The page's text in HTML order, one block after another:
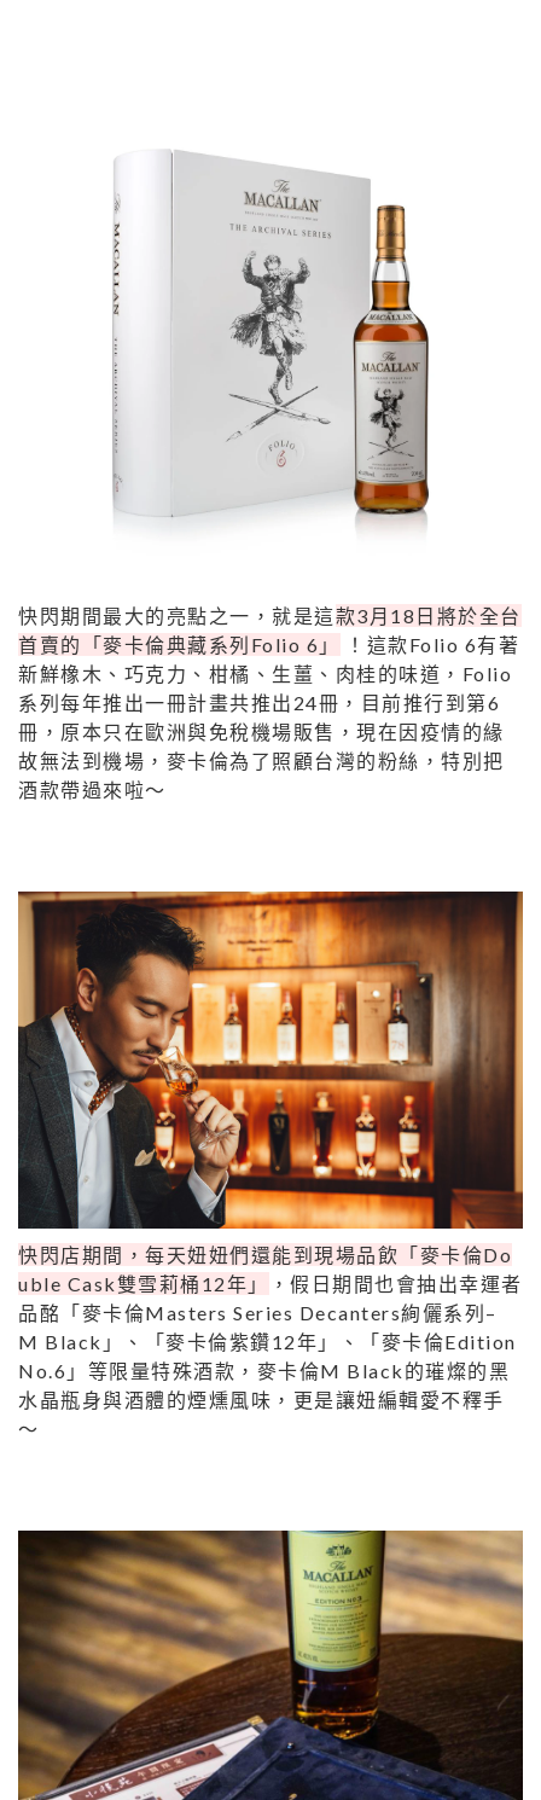
快閃期間最大的亮點之一，就是這款3月18日將於全台
首賣的「麥卡倫典藏系列Folio 6」
！這款Folio 6有著
新鮮橡木、巧克力、柑橘、生薑、肉桂的味道，Folio
系列每年推出一冊計畫共推出24冊，目前推行到第6
冊，原本只在歐洲與免稅機場販售，現在因疫情的緣
故無法到機場，麥卡倫為了照顧台灣的粉絲，特別把
酒款帶過來啦～
快閃店期間，每天妞妞們還能到現場品飲「麥卡倫Do
uble Cask雙雪莉桶12年」
，假日期間也會抽出幸運者
品酩「麥卡倫Masters Series Decanters絢儷系列–
M Black」、「麥卡倫紫鑽12年」、「麥卡倫Edition
No.6」等限量特殊酒款，麥卡倫M Black的璀燦的黑
水晶瓶身與酒體的煙燻風味，更是讓妞編輯愛不釋手
～